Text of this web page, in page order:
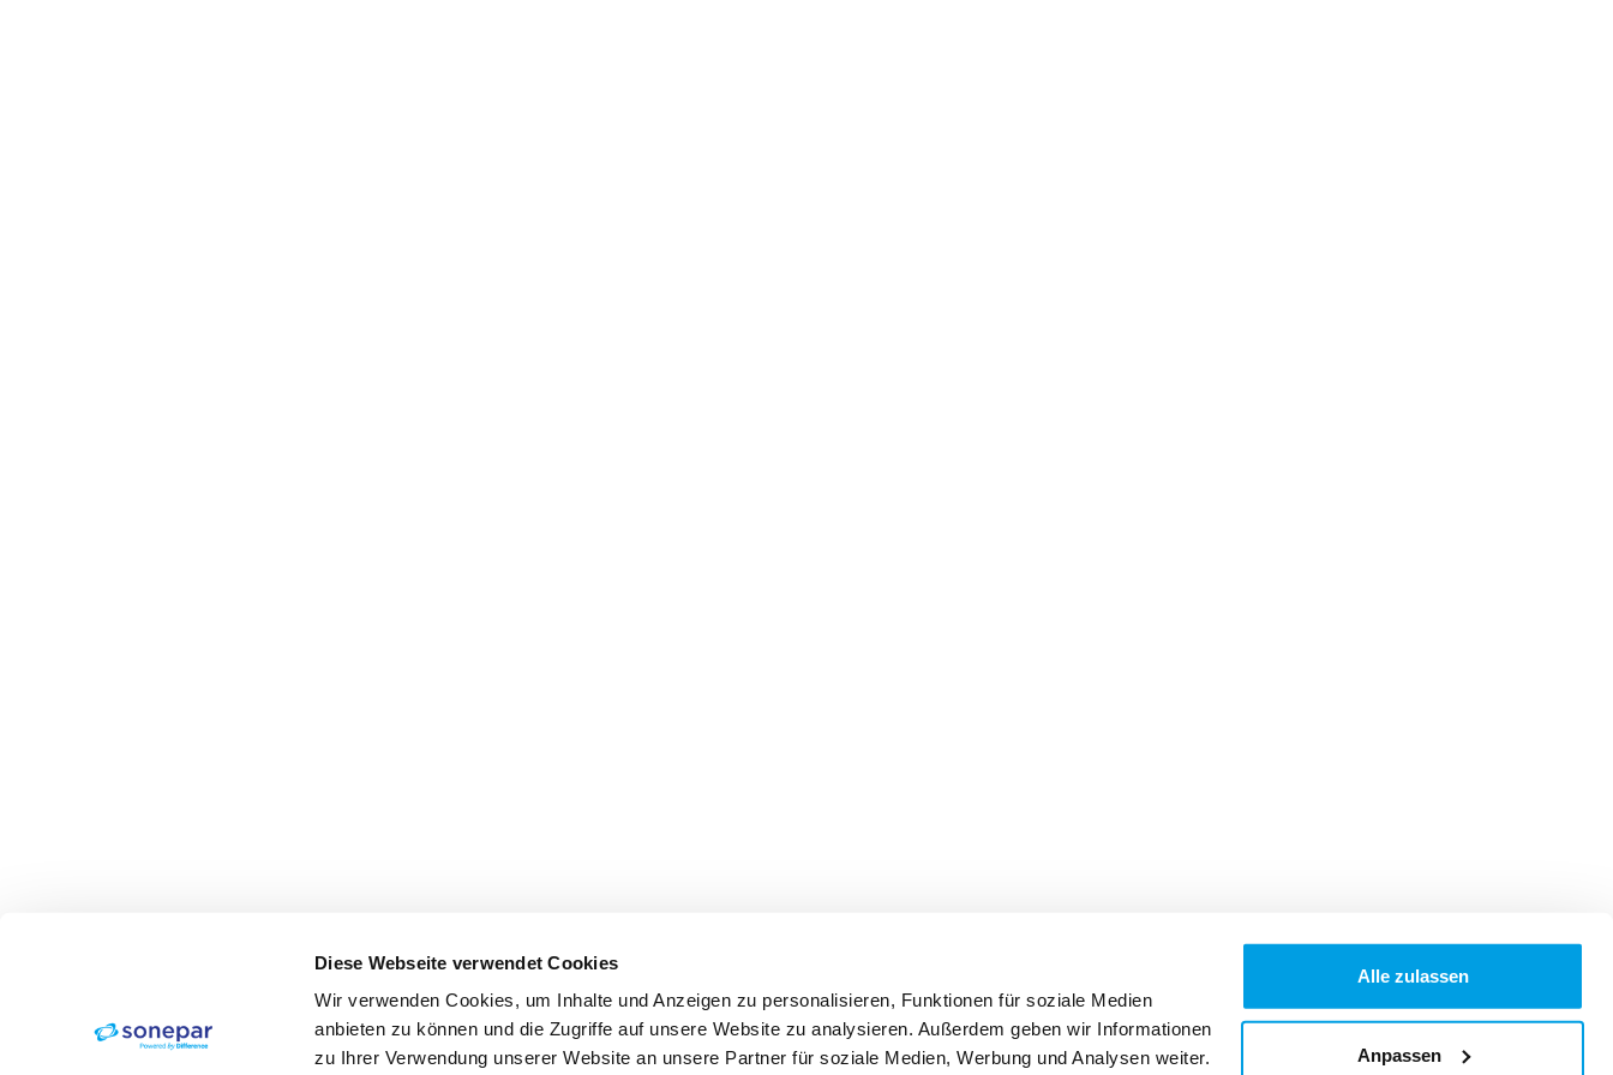
Diese Webseite verwendet Cookies
Wir verwenden Cookies, um Inhalte und Anzeigen zu personalisieren, Funktionen für soziale Medien
anbieten zu können und die Zugriffe auf unsere Website zu analysieren. Außerdem geben wir Informationen
zu Ihrer Verwendung unserer Website an unsere Partner für soziale Medien, Werbung und Analysen weiter.
Alle zulassen
Anpassen